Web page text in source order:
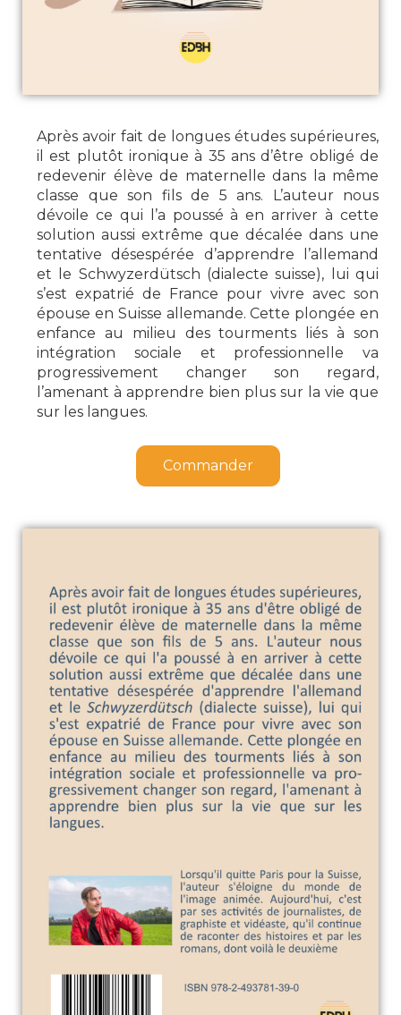
Après avoir fait de longues études supérieures,
il est plutôt ironique à 35 ans d’être obligé de
redevenir élève de maternelle dans la même
classe que son fils de 5 ans. L’auteur nous
dévoile ce qui l’a poussé à en arriver à cette
solution aussi extrême que décalée dans une
tentative désespérée d’apprendre l’allemand
et le Schwyzerdütsch (dialecte suisse), lui qui
s’est expatrié de France pour vivre avec son
épouse en Suisse allemande. Cette plongée en
enfance au milieu des tourments liés à son
intégration sociale et professionnelle va
progressivement changer son regard,
l’amenant à apprendre bien plus sur la vie que
sur les langues.
Commander